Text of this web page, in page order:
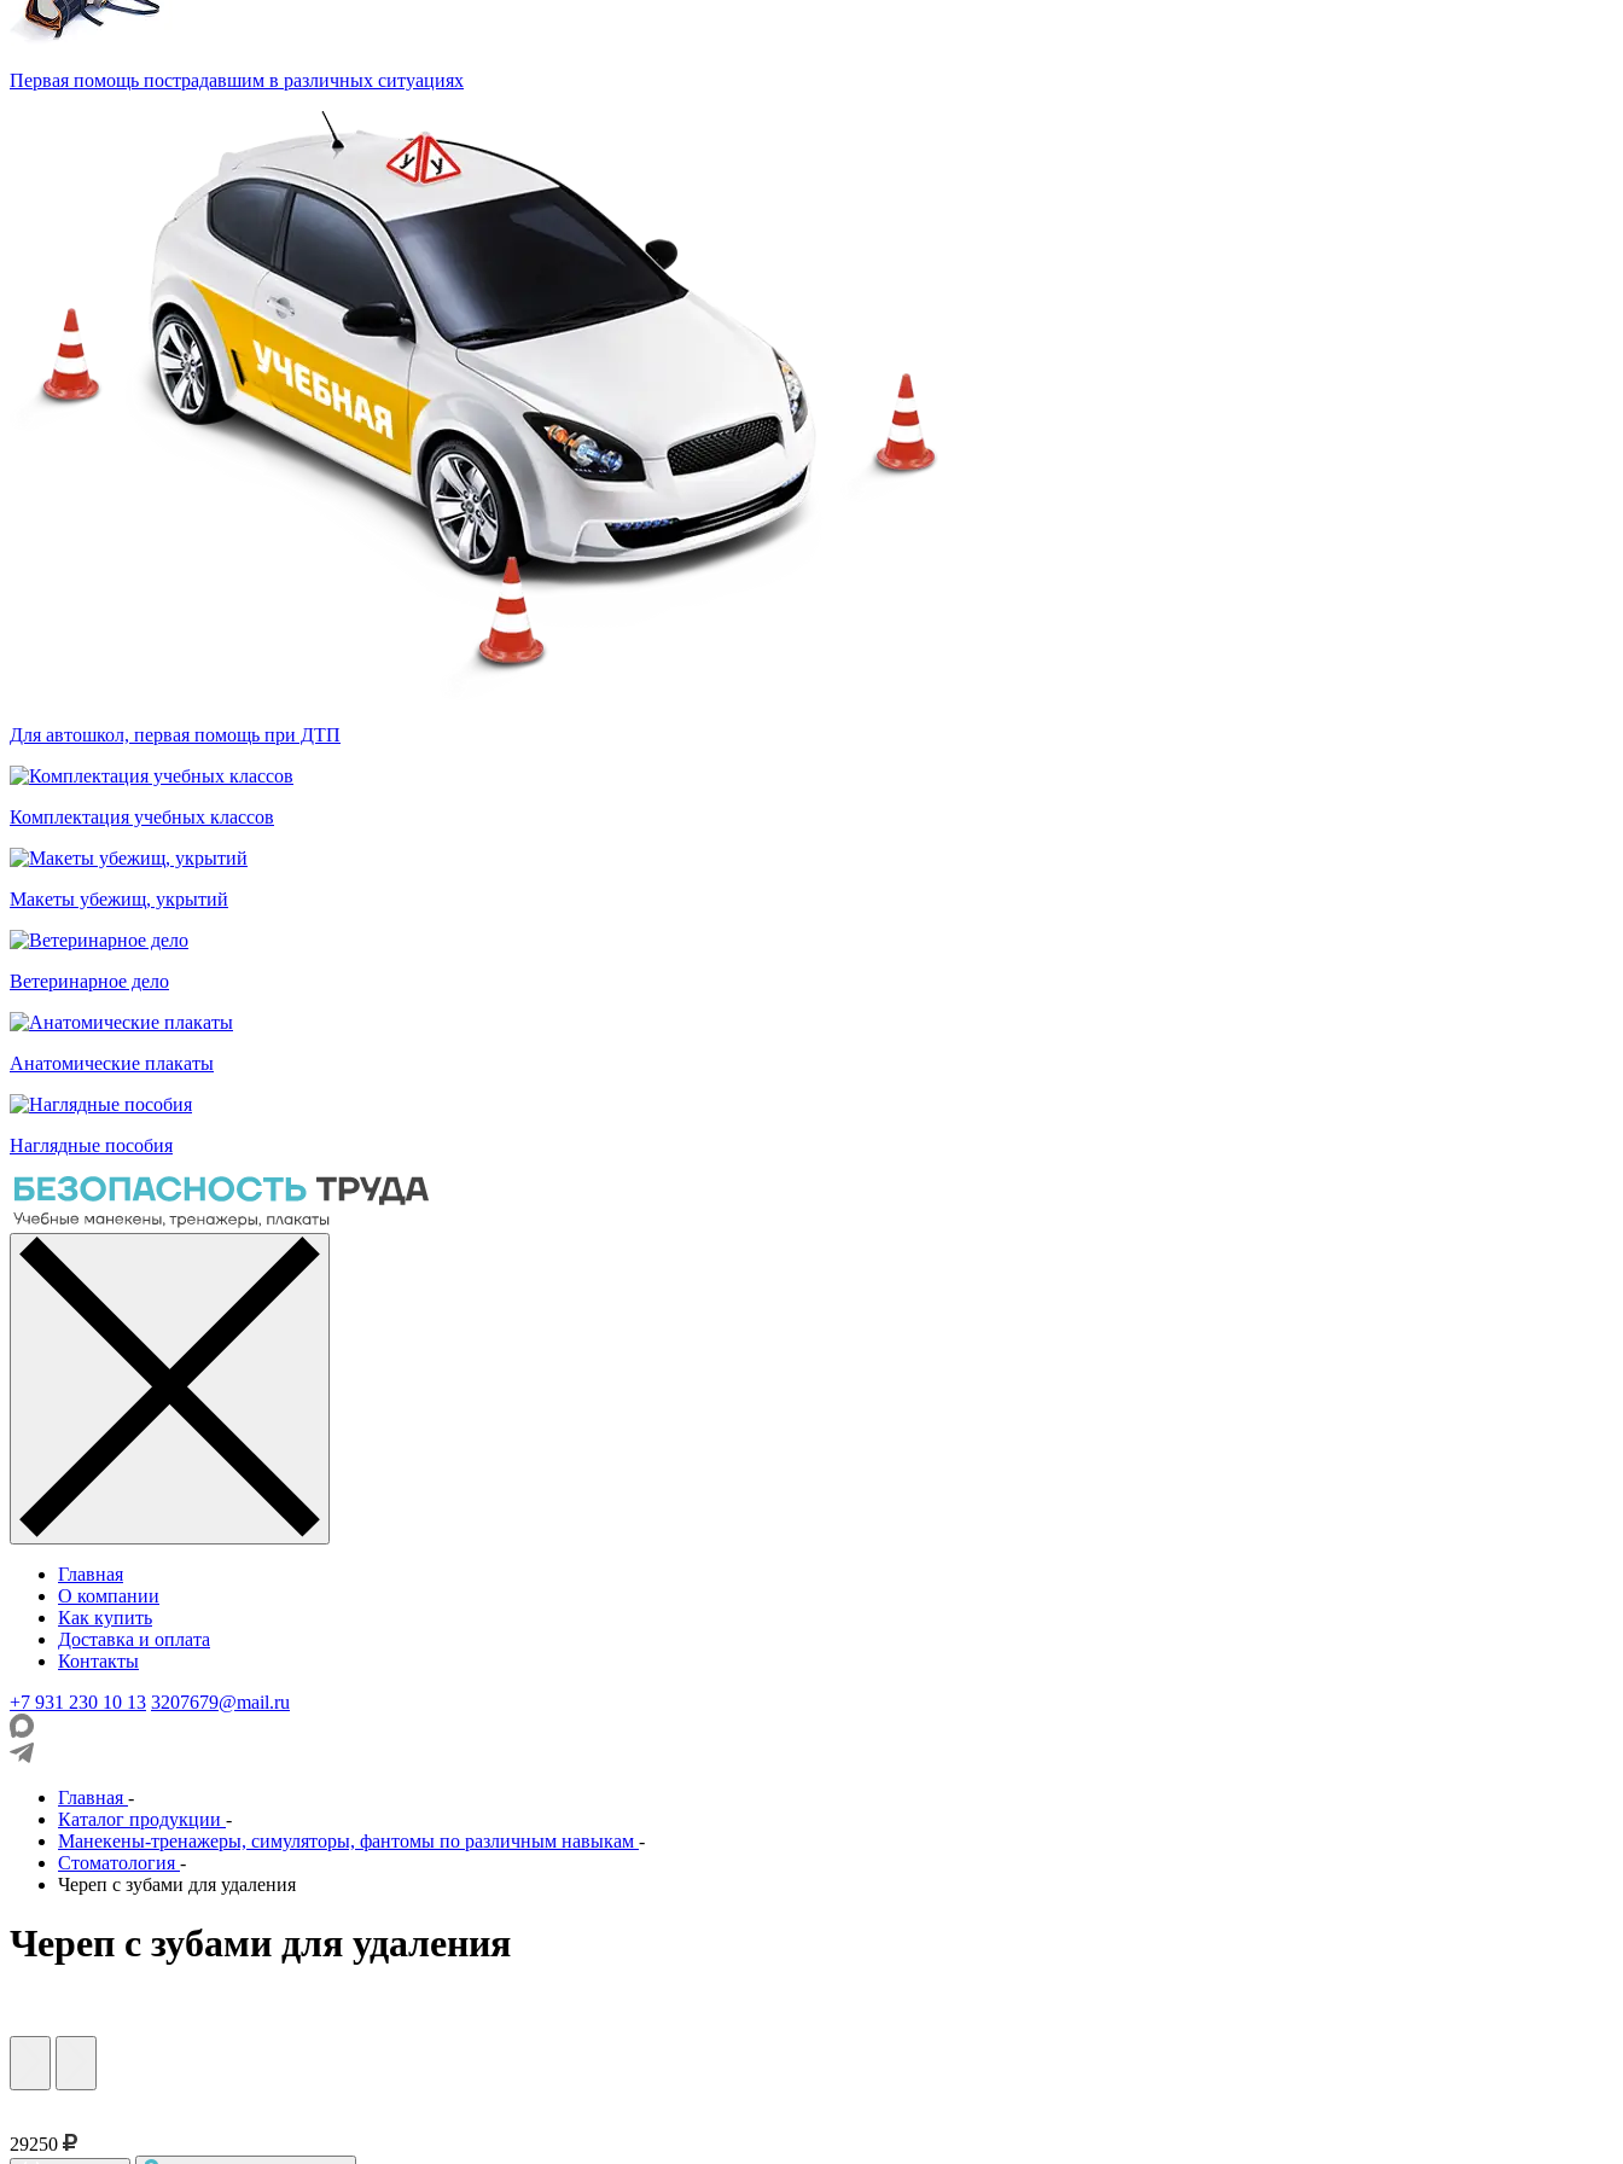
Первая помощь пострадавшим в различных ситуациях
Для автошкол, первая помощь при ДТП
Комплектация учебных классов
Макеты убежищ, укрытий
Ветеринарное дело
Анатомические плакаты
Наглядные пособия
Главная
О компании
Как купить
Доставка и оплата
Контакты
+7 931 230 10 13 3207679@mail.ru
Главная -
Каталог продукции -
Манекены-тренажеры, симуляторы, фантомы по различным навыкам -
Стоматология -
Череп с зубами для удаления
Череп с зубами для удаления
29250